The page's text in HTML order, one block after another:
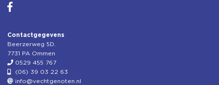
Contactgegevens
Beerzerweg 5D.
7731 PA Ommen
0529 455 767
(06) 39 03 22 63
info@vechtgenoten.nl